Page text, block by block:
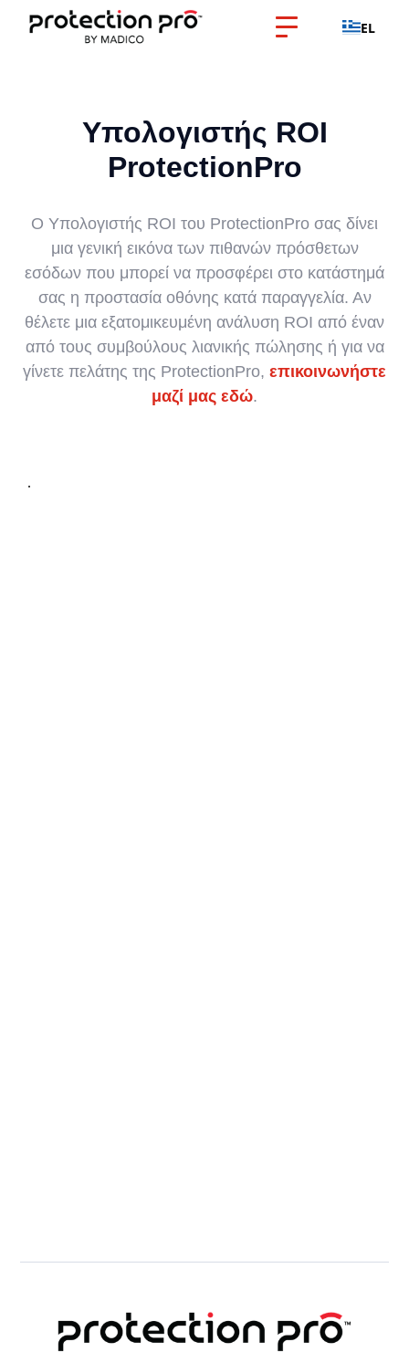
EL
Υπολογιστής ROI
ProtectionPro
Ο Υπολογιστής ROI του ProtectionPro σας δίνει
μια γενική εικόνα των πιθανών πρόσθετων
εσόδων που μπορεί να προσφέρει στο κατάστημά
σας η προστασία οθόνης κατά παραγγελία. Αν
θέλετε μια εξατομικευμένη ανάλυση ROI από έναν
από τους συμβούλους λιανικής πώλησης ή για να
γίνετε πελάτης της ProtectionPro, επικοινωνήστε
μαζί μας εδώ.